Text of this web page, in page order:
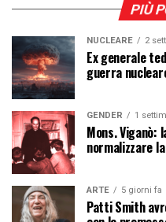
PIÙ
NUCLEARE 2
Ex generale
guerra
GENDER 1
Mons. Viganò:
normalizzare
ARTE 5 giorni fa
Patti Smith